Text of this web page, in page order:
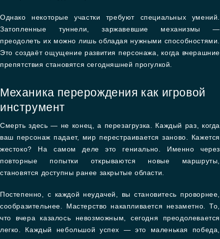
Однако некоторые участки требуют специальных умений.
Затопленные туннели, заржавевшие механизмы —
преодолеть их можно лишь обладая нужными способностями.
Это создаёт ощущение развития персонажа, когда вчерашние
препятствия становятся сегодняшней прогулкой.
Механика перерождения как игровой
инструмент
Смерть здесь — не конец, а перезагрузка. Каждый раз, когда
ваш персонаж падает, мир перестраивается заново. Кажется
жестоко? На самом деле это гениально. Именно через
повторные попытки открываются новые маршруты,
становятся доступны ранее закрытые области.
Постепенно, с каждой неудачей, вы становитесь проворнее,
сообразительнее. Мастерство накапливается незаметно. То,
что вчера казалось невозможным, сегодня преодолевается
легко. Каждый небольшой успех — это маленькая победа,